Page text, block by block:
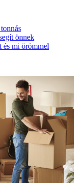
önnek
és mi örömmel